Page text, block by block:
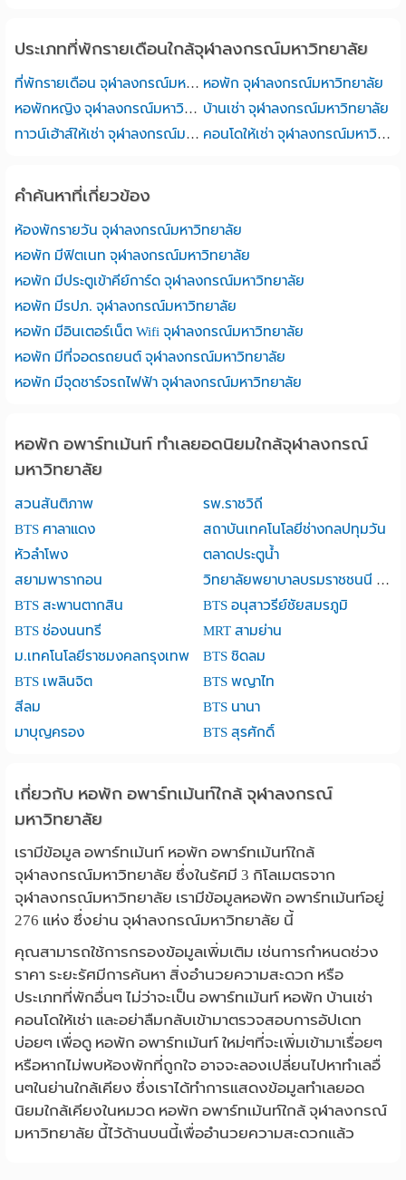
ประเภทที่พักรายเดือนใกล้จุฬาลงกรณ์มหาวิทยาลัย
ที่พักรายเดือน จุฬาลงกรณ์มหาวิทยาลัย หอพัก จุฬาลงกรณ์มหาวิทยาลัย
หอพักหญิง จุฬาลงกรณ์มหาวิทยาลัย บ้านเช่า จุฬาลงกรณ์มหาวิทยาลัย
ทาวน์เฮ้าส์ให้เช่า จุฬาลงกรณ์มหาวิทยาลัย
คอนโดให้เช่า จุฬาลงกรณ์มหาวิทยาลัย
คำค้นหาที่เกี่ยวข้อง
ห้องพักรายวัน จุฬาลงกรณ์มหาวิทยาลัย
หอพัก มีฟิตเนท จุฬาลงกรณ์มหาวิทยาลัย
หอพัก มีประตูเข้าคีย์การ์ด จุฬาลงกรณ์มหาวิทยาลัย
หอพัก มีรปภ. จุฬาลงกรณ์มหาวิทยาลัย
หอพัก มีอินเตอร์เน็ต Wifi จุฬาลงกรณ์มหาวิทยาลัย
หอพัก มีที่จอดรถยนต์ จุฬาลงกรณ์มหาวิทยาลัย
หอพัก มีจุดชาร์จรถไฟฟ้า จุฬาลงกรณ์มหาวิทยาลัย
หอพัก อพาร์ทเม้นท์ ทำเลยอดนิยมใกล้จุฬาลงกรณ์
มหาวิทยาลัย
สวนสันติภาพ
รพ.ราชวิถี
BTS ศาลาแดง
สถาบันเทคโนโลยีช่างกลปทุมวัน
หัวลำโพง
ตลาดประตูน้ำ
สยามพารากอน
วิทยาลัยพยาบาลบรมราชชนนี กรุงเทพ
BTS สะพานตากสิน
BTS อนุสาวรีย์ชัยสมรภูมิ
BTS ช่องนนทรี
MRT สามย่าน
ม.เทคโนโลยีราชมงคลกรุงเทพ
BTS ชิดลม
BTS เพลินจิต
BTS พญาไท
สีลม
BTS นานา
มาบุญครอง
BTS สุรศักดิ์
เกี่ยวกับ หอพัก อพาร์ทเม้นท์ใกล้ จุฬาลงกรณ์
มหาวิทยาลัย
เรามีข้อมูล อพาร์ทเม้นท์ หอพัก อพาร์ทเม้นท์ใกล้
จุฬาลงกรณ์มหาวิทยาลัย ซึ่งในรัศมี 3 กิโลเมตรจาก
จุฬาลงกรณ์มหาวิทยาลัย เรามีข้อมูลหอพัก อพาร์ทเม้นท์อยู่
276 แห่ง ซึ่งย่าน จุฬาลงกรณ์มหาวิทยาลัย นี้
คุณสามารถใช้การกรองข้อมูลเพิ่มเติม เช่นการกำหนดช่วง
ราคา ระยะรัศมีการค้นหา สิ่งอำนวยความสะดวก หรือ
ประเภทที่พักอื่นๆ ไม่ว่าจะเป็น อพาร์ทเม้นท์ หอพัก บ้านเช่า
คอนโดให้เช่า และอย่าลืมกลับเข้ามาตรวจสอบการอัปเดท
บ่อยๆ เพื่อดู หอพัก อพาร์ทเม้นท์ ใหม่ๆที่จะเพิ่มเข้ามาเรื่อยๆ
หรือหากไม่พบห้องพักที่ถูกใจ อาจจะลองเปลี่ยนไปหาทำเลอื่
นๆในย่านใกล้เคียง ซึ่งเราได้ทำการแสดงข้อมูลทำเลยอด
นิยมใกล้เคียงในหมวด หอพัก อพาร์ทเม้นท์ใกล้ จุฬาลงกรณ์
มหาวิทยาลัย นี้ไว้ด้านบนนี้เพื่ออำนวยความสะดวกแล้ว